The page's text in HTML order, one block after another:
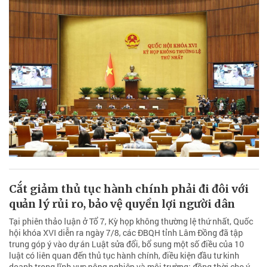
Cắt giảm thủ tục hành chính phải đi đôi với
quản lý rủi ro, bảo vệ quyền lợi người dân
Tại phiên thảo luận ở Tổ 7, Kỳ họp không thường lệ thứ nhất, Quốc
hội khóa XVI diễn ra ngày 7/8, các ĐBQH tỉnh Lâm Đồng đã tập
trung góp ý vào dự án Luật sửa đổi, bổ sung một số điều của 10
luật có liên quan đến thủ tục hành chính, điều kiện đầu tư kinh